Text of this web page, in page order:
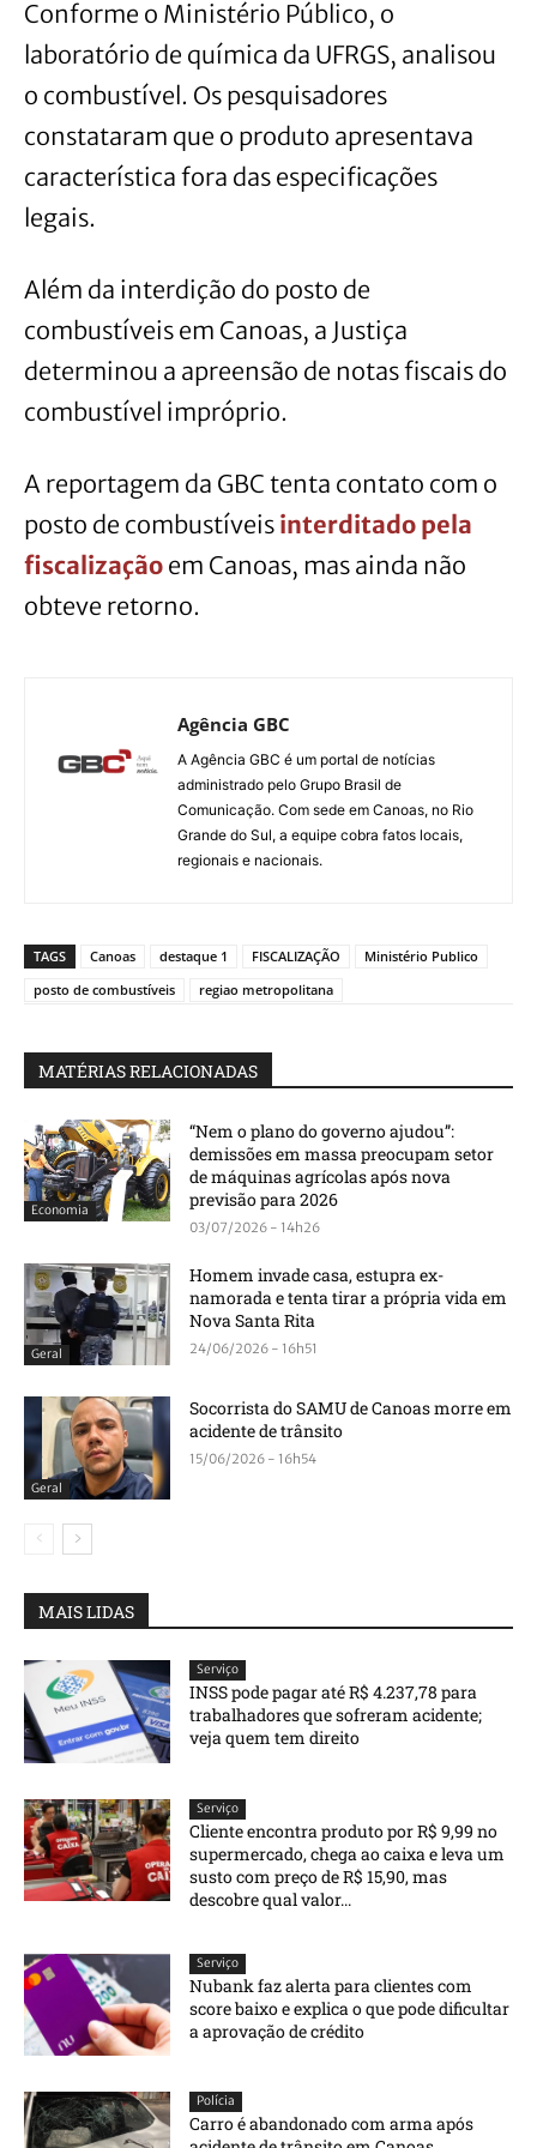
Conforme o Ministério Público, o
laboratório de química da UFRGS, analisou
o combustível. Os pesquisadores
constataram que o produto apresentava
característica fora das especificações
legais.
Além da interdição do posto de
combustíveis em Canoas, a Justiça
determinou a apreensão de notas fiscais do
combustível impróprio.
A reportagem da GBC tenta contato com o
posto de combustíveis interditado pela
fiscalização em Canoas, mas ainda não
obteve retorno.
Agência GBC
A Agência GBC é um portal de notícias
administrado pelo Grupo Brasil de
Comunicação. Com sede em Canoas, no Rio
Grande do Sul, a equipe cobra fatos locais,
regionais e nacionais.
TAGS Canoas destaque 1 FISCALIZAÇÃO
Ministério Publico
posto de combustíveis
regiao metropolitana
MATÉRIAS RELACIONADAS
Economia
“Nem o plano do governo ajudou”:
demissões em massa preocupam setor
de máquinas agrícolas após nova
previsão para 2026
03/07/2026 - 14h26
Geral
Homem invade casa, estupra ex-
namorada e tenta tirar a própria vida em
Nova Santa Rita
24/06/2026 - 16h51
Geral
Socorrista do SAMU de Canoas morre em
acidente de trânsito
15/06/2026 - 16h54
MAIS LIDAS
Serviço
INSS pode pagar até R$ 4.237,78 para
trabalhadores que sofreram acidente;
veja quem tem direito
Serviço
Cliente encontra produto por R$ 9,99 no
supermercado, chega ao caixa e leva um
susto com preço de R$ 15,90, mas
descobre qual valor...
Serviço
Nubank faz alerta para clientes com
score baixo e explica o que pode dificultar
a aprovação de crédito
Polícia
Carro é abandonado com arma após